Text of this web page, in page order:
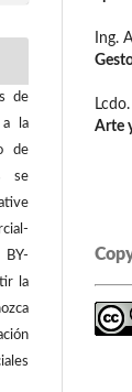
de
a la
de
se
BY-
la
Ing.
Arte